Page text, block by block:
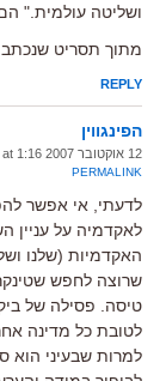
ושליטה עולמית."
מתוך תסריט שנכתב
REPLY
הפינגווין
12 אוקטובר 2007 at 1:16
PERMALINK
לדעתי, אי אפשר
לאקדמיה על עניין
האקדמיות (שלנו
שרוצה לחפש
טיסה. פסילה של
לטובת כל מדינה
למרות שבעיני הוא